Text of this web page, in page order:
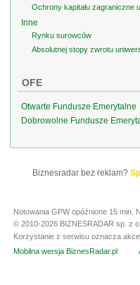
Ochrony kapitału zagraniczne
Inne
Rynku surowców
Absolutnej stopy zwrotu
OFE
Otwarte Fundusze Emerytalne
Dobrowolne Fundusze
Biznesradar bez reklam?
Notowania GPW opóźnione 15 min.
© 2010-2026 BIZNESRADAR sp. z
Korzystanie z serwisu oznacza
Mobilna wersja BiznesRadar.pl